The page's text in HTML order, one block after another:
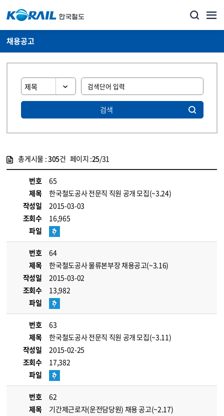
채용공고
검색
총게시물 :305건 페이지 :25/31
번호
65
제목
한국철도공사 전문직 직원 공개 모집(~3.24)
작성일
2015-03-03
조회수
16,965
파일
번호
64
제목
한국철도공사 물류본부장 채용공고(~3.16)
작성일
2015-03-02
조회수
13,982
파일
번호
63
제목
한국철도공사 전문직 직원 공개 모집(~3.11)
작성일
2015-02-25
조회수
17,382
파일
번호
62
제목
기간제근로자(운전담당원) 채용 공고(~2.17)